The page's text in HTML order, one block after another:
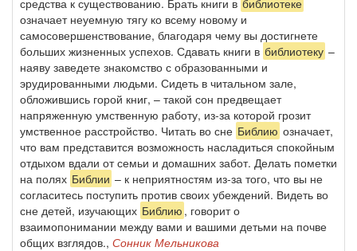
средства к существованию. Брать книги в библиотеке
означает неуемную тягу ко всему новому и
самосовершенствование, благодаря чему вы достигнете
больших жизненных успехов. Сдавать книги в библиотеку –
наяву заведете знакомство с образованными и
эрудированными людьми. Сидеть в читальном зале,
обложившись горой книг, – такой сон предвещает
напряженную умственную работу, из-за которой грозит
умственное расстройство. Читать во сне Библию означает,
что вам представится возможность насладиться спокойным
отдыхом вдали от семьи и домашних забот. Делать пометки
на полях Библии – к неприятностям из-за того, что вы не
согласитесь поступить против своих убеждений. Видеть во
сне детей, изучающих Библию , говорит о
взаимопонимании между вами и вашими детьми на почве
общих взглядов., Сонник Мельникова